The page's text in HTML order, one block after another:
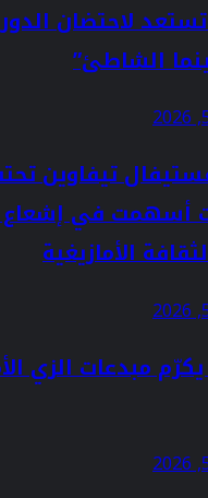
لاحتضان
الشاطئ”
تيفاوين
أسهمت في إشعاع
الأمازيغية
مبدعات الزي